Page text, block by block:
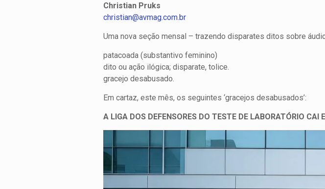
Christian Pruks
christian@avmag.com.br
Uma nova seção mensal – trazendo disparates ditos sobre
patacoada (substantivo feminino)
dito ou ação ilógica; disparate, tolice.
gracejo desabusado.
Em cartaz, este mês, os seguintes ‘gracejos desabusados’:
A LIGA DOS DEFENSORES DO TESTE DE LABORATÓRIO CAI